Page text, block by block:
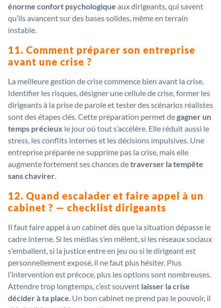
énorme confort psychologique aux dirigeants, qui savent
qu’ils avancent sur des bases solides, même en terrain
instable.
11. Comment préparer son entreprise
avant une crise ?
La meilleure gestion de crise commence bien avant la crise.
Identifier les risques, désigner une cellule de crise, former les
dirigeants à la prise de parole et tester des scénarios réalistes
sont des étapes clés. Cette préparation permet degagner un
temps précieux le jour où tout s’accélère. Elle réduit aussi le
stress, les conflits internes et les décisions impulsives. Une
entreprise préparée ne supprime pas la crise, mais elle
augmente fortement ses chances detraverser la tempête
sans chavirer.
12. Quand escalader et faire appel à un
cabinet ? — checklist dirigeants
Il faut faire appel à un cabinet dès que la situation dépasse le
cadre interne. Si les médias s’en mêlent, si les réseaux sociaux
s’emballent, si la justice entre en jeu ou si le dirigeant est
personnellement exposé, il ne faut plus hésiter. Plus
l’intervention est précoce, plus les options sont nombreuses.
Attendre trop longtemps, c’est souvent laisser la crise
décider à ta place. Un bon cabinet ne prend pas le pouvoir, il